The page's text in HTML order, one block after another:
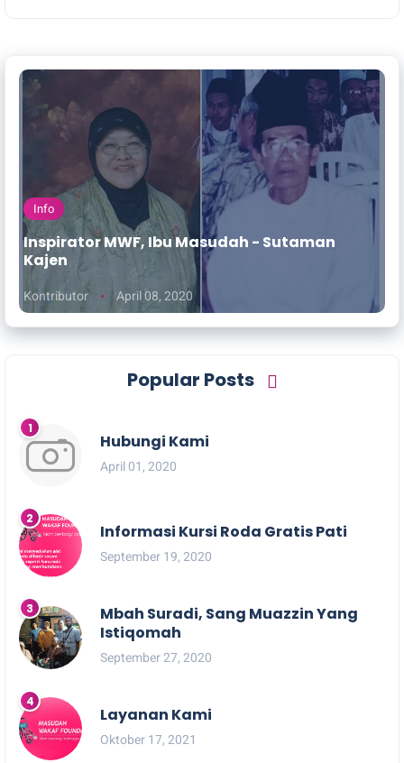
Info
Inspirator MWF, Ibu Masudah - Sutaman
Kajen
Kontributor April 08, 2020
Popular Posts
Hubungi Kami
April 01, 2020
Informasi Kursi Roda Gratis Pati
September 19, 2020
Mbah Suradi, Sang Muazzin Yang
Istiqomah
September 27, 2020
Layanan Kami
Oktober 17, 2021